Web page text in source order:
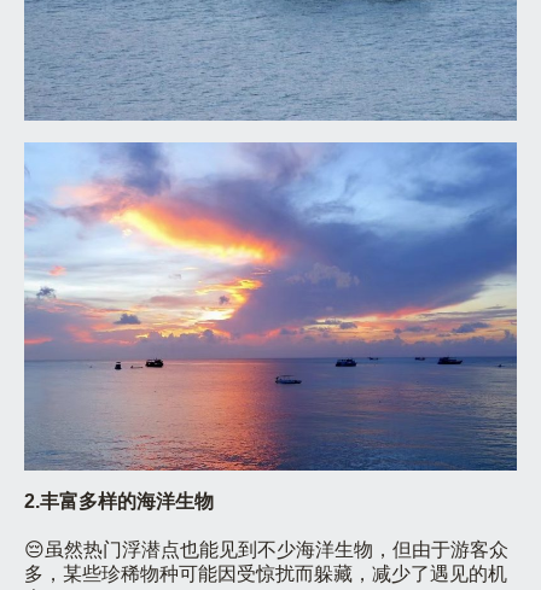
2.丰富多样的海洋生物
😔虽然热门浮潜点也能见到不少海洋生物，但由于游客众
多，某些珍稀物种可能因受惊扰而躲藏，减少了遇见的机